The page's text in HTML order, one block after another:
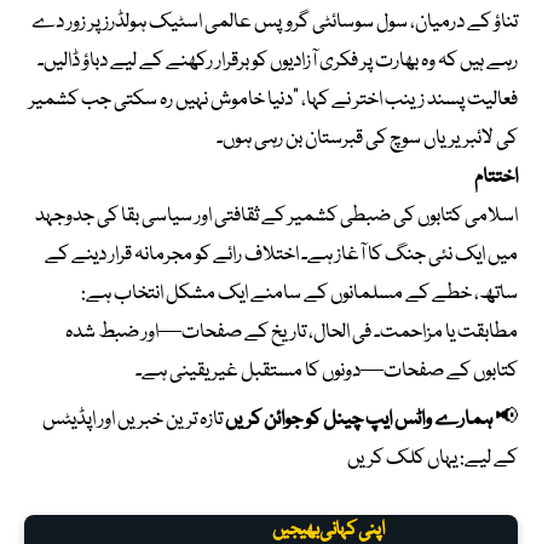
تناؤ کے درمیان، سول سوسائٹی گروپس عالمی اسٹیک ہولڈرز پر زور دے
رہے ہیں کہ وہ بھارت پر فکری آزادیوں کو برقرار رکھنے کے لیے دباؤ ڈالیں۔
فعالیت پسند زینب اختر نے کہا، “دنیا خاموش نہیں رہ سکتی جب کشمیر
کی لائبریریاں سوچ کی قبرستان بن رہی ہوں۔
اختتام
اسلامی کتابوں کی ضبطی کشمیر کے ثقافتی اور سیاسی بقا کی جدوجہد
میں ایک نئی جنگ کا آغاز ہے۔ اختلاف رائے کو مجرمانہ قرار دینے کے
ساتھ، خطے کے مسلمانوں کے سامنے ایک مشکل انتخاب ہے:
مطابقت یا مزاحمت۔ فی الحال، تاریخ کے صفحات—اور ضبط شدہ
کتابوں کے صفحات—دونوں کا مستقبل غیر یقینی ہے۔
📢ہمارے واٹس ایپ چینل کو جوائن کریںتازہ ترین خبریں اور اپڈیٹس
کے لیے:یہاں کلک کریں
اپنی کہانی بھیجیں